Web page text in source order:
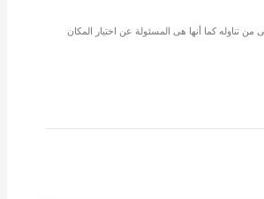
من تناوله كما أنها هى المسئولة عن اختيار المكان